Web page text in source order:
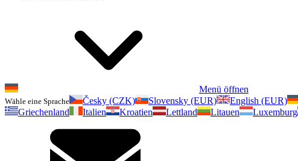
Menü öffnen
Wähle eine Sprache Česky (CZK) Slovensky (EUR) English (EUR)
Griechenland
Italien Kroatien Lettland Litauen Luxemburg